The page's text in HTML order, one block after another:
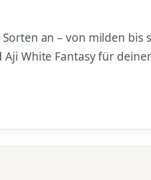
an – von milden bis
White Fantasy für